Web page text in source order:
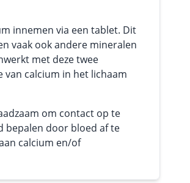
innemen via een tablet. Dit
vaak ook andere mineralen
met deze twee
van calcium in het lichaam
om contact op te
bepalen door bloed af te
calcium en/of